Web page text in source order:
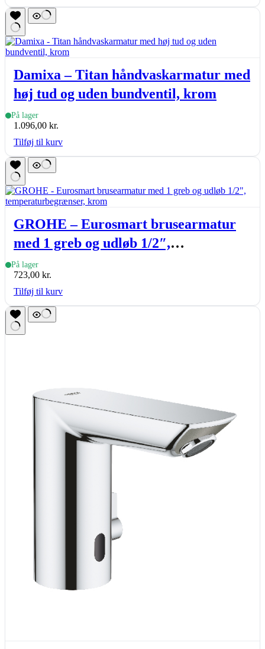
Damixa – Titan håndvaskarmatur med
høj tud og uden bundventil, krom
På lager
1.096,00 kr.
Tilføj til kurv
GROHE – Eurosmart brusearmatur
med 1 greb og udløb 1/2″,
temperaturbegrænser, krom
På lager
723,00 kr.
Tilføj til kurv